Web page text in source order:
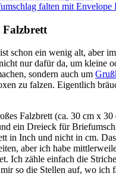
falten mit Envelope
schon ein wenig alt, aber
nur dafür da, um kleine
sondern auch um
zu falzen. Eigentlich
Falzbrett (ca. 30 cm x 30
ein Dreieck für
in Inch und nicht in cm.
aber ich habe
Ich zähle einfach die
so die Stellen auf, wo ich